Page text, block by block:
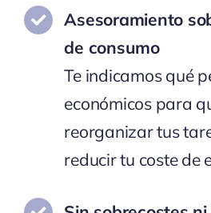
Asesoramiento
de consumo
Te indicamos qué
económicos para
reorganizar tus
reducir tu coste de